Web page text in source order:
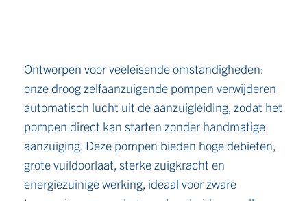
Ontworpen voor veeleisende omstandigheden:
onze droog zelfaanzuigende pompen verwijderen
automatisch lucht uit de aanzuigleiding, zodat het
pompen direct kan starten zonder handmatige
aanzuiging. Deze pompen bieden hoge debieten,
grote vuildoorlaat, sterke zuigkracht en
energiezuinige werking, ideaal voor zware